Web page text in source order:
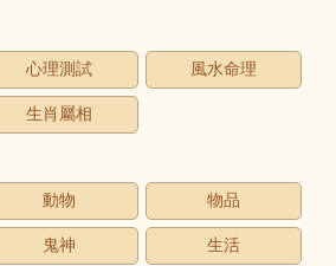
心理測試 風水命理
生肖屬相
動物 物品
鬼神 生活